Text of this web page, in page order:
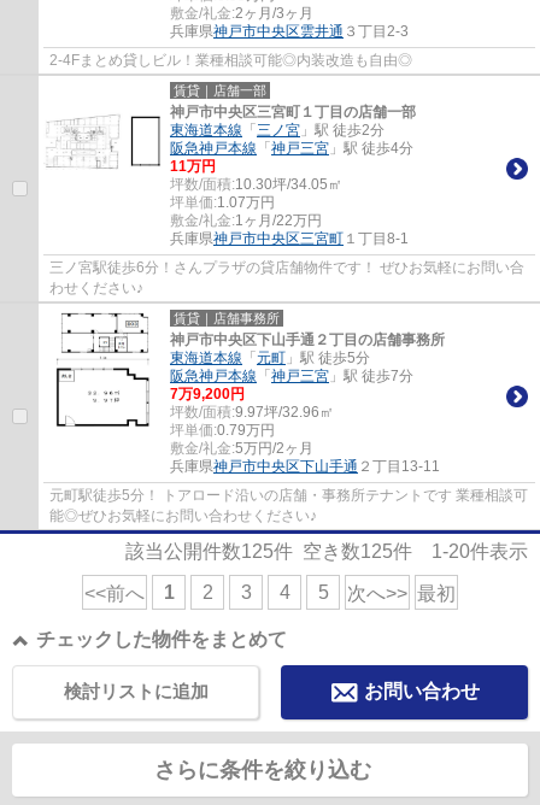
敷金/礼金:2ヶ月/3ヶ月
兵庫県神戸市中央区雲井通 ３丁目2-3
2-4Fまとめ貸しビル！業種相談可能◎内装改造も自由◎
賃貸｜店舗一部
神戸市中央区三宮町１丁目の店舗一部
東海道本線 「 三ノ宮 」駅 徒歩2分
阪急神戸本線 「 神戸三宮 」駅 徒歩4分
11万円
坪数/面積:10.30坪/34.05㎡
坪単価:1.07万円
敷金/礼金:1ヶ月/22万円
兵庫県神戸市中央区三宮町 １丁目8-1
三ノ宮駅徒歩6分！さんプラザの貸店舗物件です！ ぜひお気軽にお問い合
わせください♪
賃貸｜店舗事務所
神戸市中央区下山手通２丁目の店舗事務所
東海道本線 「 元町 」駅 徒歩5分
阪急神戸本線 「 神戸三宮 」駅 徒歩7分
7万9,200円
坪数/面積:9.97坪/32.96㎡
坪単価:0.79万円
敷金/礼金:5万円/2ヶ月
兵庫県神戸市中央区下山手通 ２丁目13-11
元町駅徒歩5分！ トアロード沿いの店舗・事務所テナントです 業種相談可
能◎ぜひお気軽にお問い合わせください♪
該当公開件数125件 空き数125件 1-20件表示
<<前へ 1 2 3 4 5 次へ>> 最初
チェックした物件をまとめて
お問い合わせ
検討リストに追加
さらに条件を絞り込む